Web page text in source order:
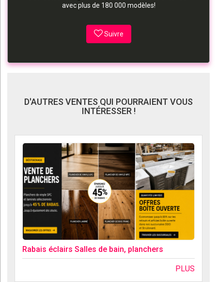
avec plus de 180 000 modèles!
Suivre
D'AUTRES VENTES QUI POURRAIENT VOUS
INTÉRESSER !
Rabais éclairs Salles de bain, planchers
PLUS